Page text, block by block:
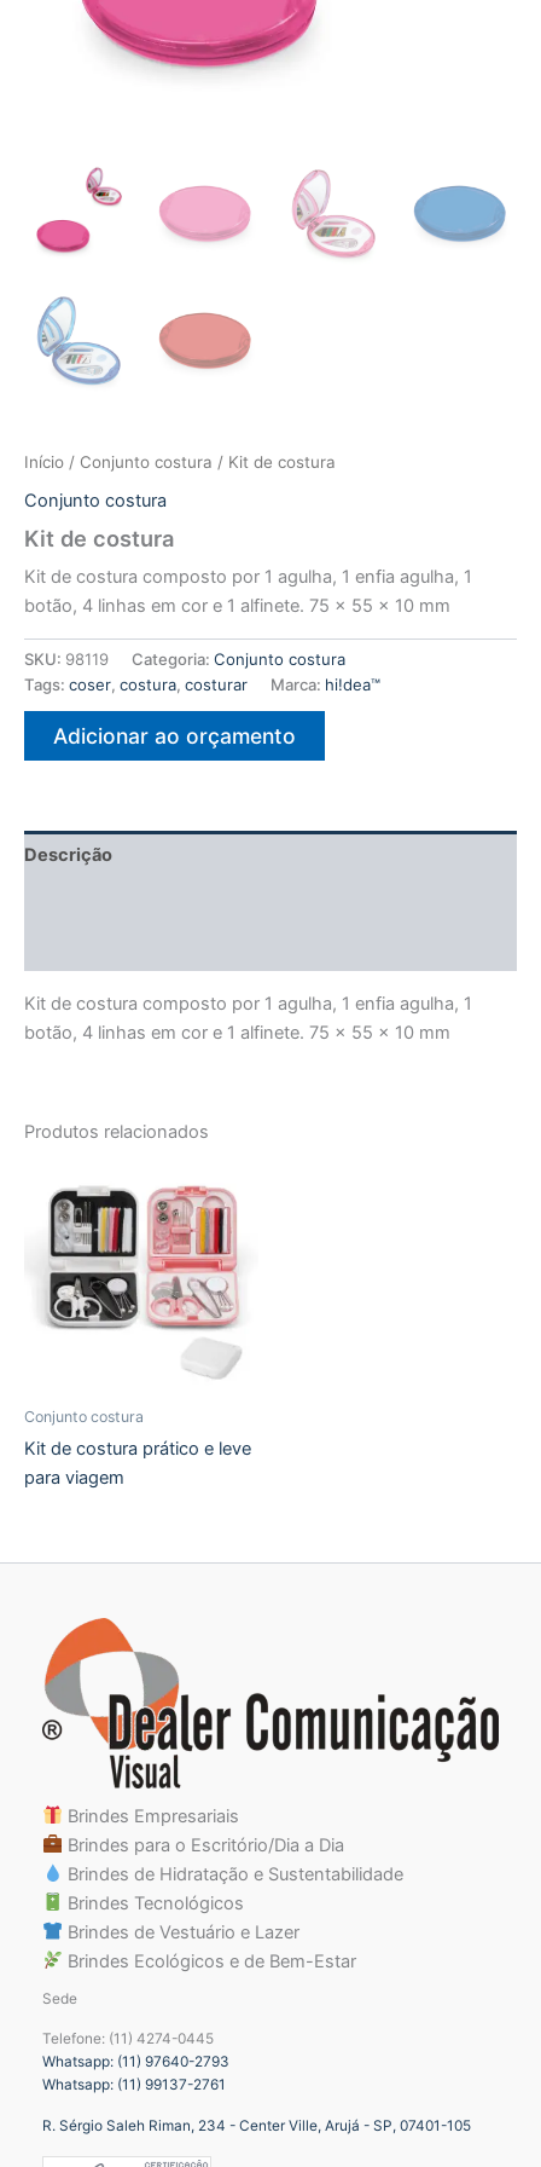
Início / Conjunto costura / Kit de costura
Conjunto costura
Kit de costura
Kit de costura composto por 1 agulha, 1 enfia agulha, 1
botão, 4 linhas em cor e 1 alfinete. 75 x 55 x 10 mm
SKU: 98119 Categoria: Conjunto costura
Tags: coser, costura, costurar Marca: hi!dea™
Adicionar ao orçamento
Descrição
Kit de costura composto por 1 agulha, 1 enfia agulha, 1
botão, 4 linhas em cor e 1 alfinete. 75 x 55 x 10 mm
Produtos relacionados
Conjunto costura
Kit de costura prático e leve
para viagem
Brindes Empresariais
Brindes para o Escritório/Dia a Dia
Brindes de Hidratação e Sustentabilidade
Brindes Tecnológicos
Brindes de Vestuário e Lazer
Brindes Ecológicos e de Bem-Estar
Sede
Telefone: (11) 4274-0445
Whatsapp: (11) 97640-2793
Whatsapp: (11) 99137-2761
R. Sérgio Saleh Riman, 234 - Center Ville, Arujá - SP, 07401-105